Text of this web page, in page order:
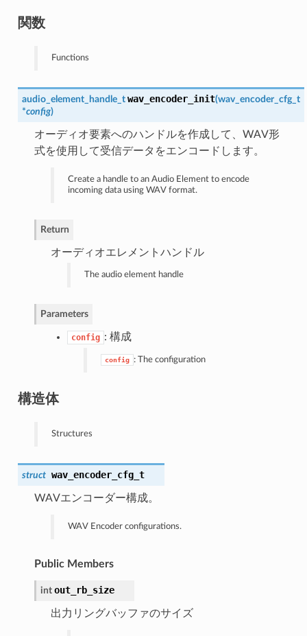
関数
Functions
audio_element_handle_t wav_encoder_init(wav_encoder_cfg_t
*config)
オーディオ要素へのハンドルを作成して、WAV形
式を使用して受信データをエンコードします。
Create a handle to an Audio Element to encode
incoming data using WAV format.
Return
オーディオエレメントハンドル
The audio element handle
Parameters
config : 構成
config : The configuration
構造体
Structures
struct wav_encoder_cfg_t
WAVエンコーダー構成。
WAV Encoder configurations.
Public Members
int out_rb_size
出力リングバッファのサイズ